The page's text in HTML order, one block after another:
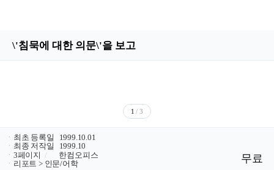
\'침묵에 대한 의문\'을 보고
1 / 3
ㆍ 최초 등록일
1999.10.01
ㆍ 최종 저작일
1999.10
ㆍ 3페이지 /
한컴오피스
ㆍ 리포트 > 인문/어학 무료